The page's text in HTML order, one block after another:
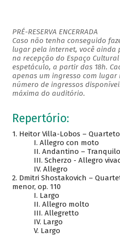
PRÉ-RESERVA ENCERRADA
Caso não tenha conseguido
lugar pela internet, você ainda
na recepção do Espaço Cultural
espetáculo, a partir das 18h.
apenas um ingresso com lugar
número de ingressos
máxima do auditório.
Repertório:
1. Heitor Villa-Lobos – Quarteto
I. Allegro con moto
II. Andantino – Tranquilo
III. Scherzo - Allegro
IV. Allegro
2. Dmitri Shostakovich –
menor, op. 110
I. Largo
II. Allegro molto
III. Allegretto
IV. Largo
V. Largo